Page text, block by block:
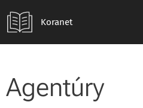
Koranet
Agentúry